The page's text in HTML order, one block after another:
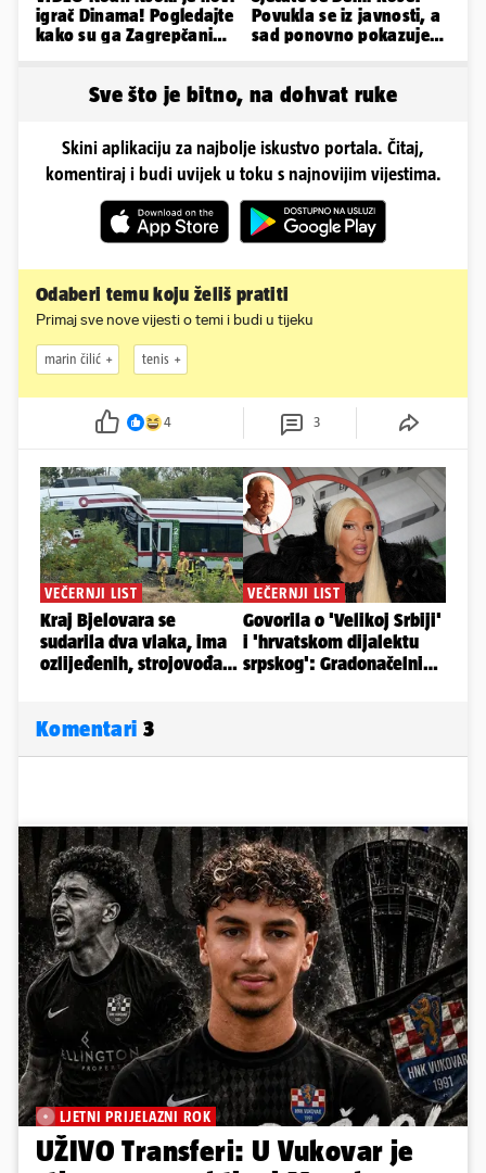
igrač Dinama! Pogledajte
kako su ga Zagrepčani
Povukla se iz javnosti, a
sad ponovno pokazuje
Sve što je bitno, na dohvat ruke
Skini aplikaciju za najbolje iskustvo portala. Čitaj,
komentiraj i budi uvijek u toku s najnovijim vijestima.
Odaberi temu koju želiš pratiti
Primaj sve nove vijesti o temi i budi u tijeku
marin čilić tenis
4 3
Komentari 3
LJETNI PRIJELAZNI ROK
UŽIVO Transferi: U Vukovar je